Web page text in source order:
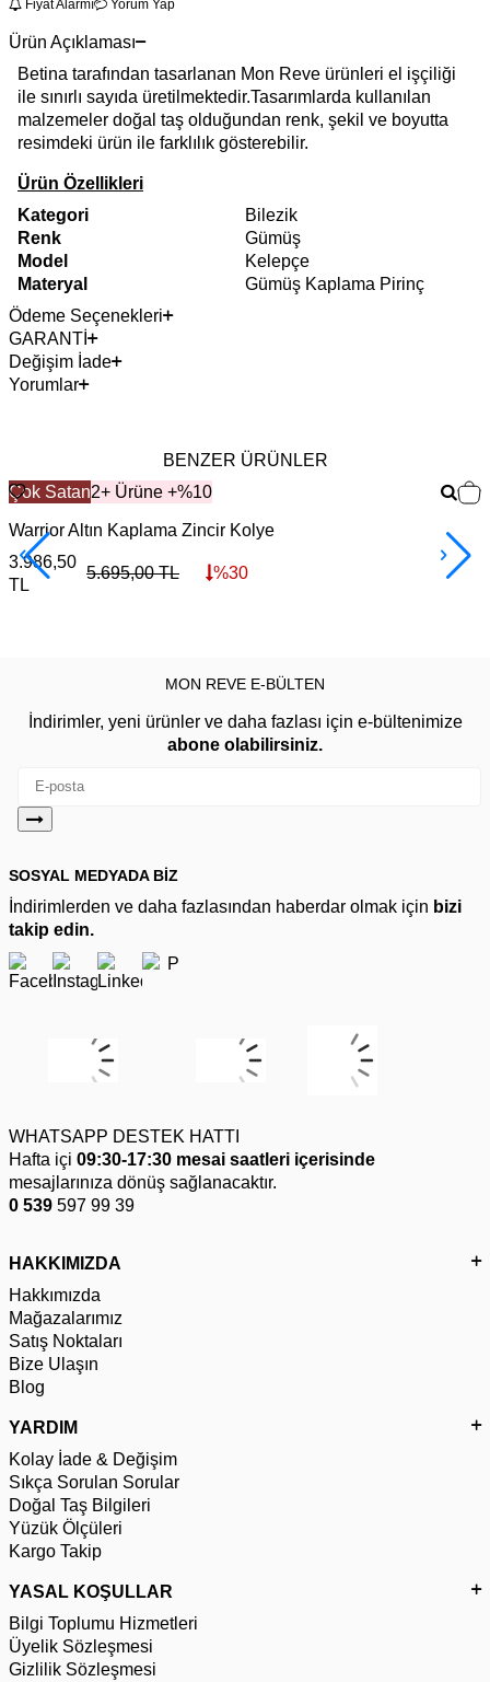
Fiyat Alarmı Yorum Yap
Ürün Açıklaması
Betina tarafından tasarlanan Mon Reve ürünleri el işçiliği
ile sınırlı sayıda üretilmektedir.Tasarımlarda kullanılan
malzemeler doğal taş olduğundan renk, şekil ve boyutta
resimdeki ürün ile farklılık gösterebilir.
Ürün Özellikleri
Kategori
Bilezik
Renk
Gümüş
Model
Kelepçe
Materyal
Gümüş Kaplama Pirinç
Ödeme Seçenekleri
GARANTİ
Değişim İade
Yorumlar
BENZER ÜRÜNLER
Çok Satan2+ Ürüne +%10
Warrior Altın Kaplama Zincir Kolye
3.986,50
TL
5.695,00TL %30
MON REVE E-BÜLTEN
İndirimler, yeni ürünler ve daha fazlası için e-bültenimize
abone olabilirsiniz.
SOSYAL MEDYADA BİZ
İndirimlerden ve daha fazlasından haberdar olmak için bizi
takip edin.
WHATSAPP DESTEK HATTI
Hafta içi 09:30-17:30 mesai saatleri içerisinde
mesajlarınıza dönüş sağlanacaktır.
0 539 597 99 39
HAKKIMIZDA
Hakkımızda
Mağazalarımız
Satış Noktaları
Bize Ulaşın
Blog
YARDIM
Kolay İade & Değişim
Sıkça Sorulan Sorular
Doğal Taş Bilgileri
Yüzük Ölçüleri
Kargo Takip
YASAL KOŞULLAR
Bilgi Toplumu Hizmetleri
Üyelik Sözleşmesi
Gizlilik Sözleşmesi